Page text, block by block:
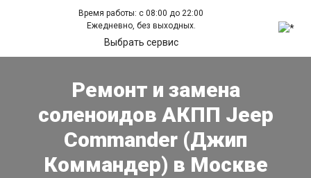
Время работы: с 08:00 до 22:00
Ежедневно, без выходных.
Выбрать сервис
Ремонт и замена
соленоидов АКПП Jeep
Commander (Джип
Коммандер) в Москве